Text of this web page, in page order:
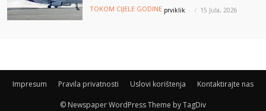
Njemačkoj
TOKOM CIJELE GODINE prviklik - 15 Jula, 2026
Impresum Pravila privatnosti Uslovi korištenja Kontaktirajte nas
© Newspaper WordPress Theme by TagDiv